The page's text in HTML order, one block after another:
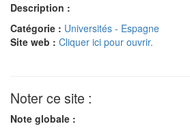
Description :
Catégorie : Universités - Espagne
Site web : Cliquer ici pour ouvrir.
Noter ce site :
Note globale :